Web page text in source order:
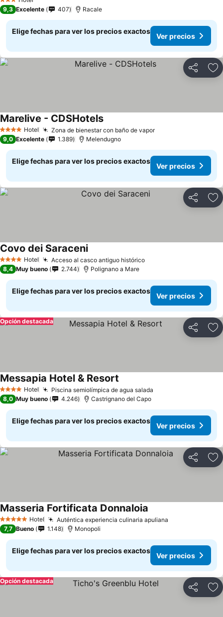
3 Estrellas
9,3 Excelente 407 Racale
Elige fechas para ver los precios exactos
Ver precios
Compartir
4 EstrellasHotel Zona de bienestar con baño de vapor
Marelive - CDSHotels
9,0 Excelente 1.389 Melendugno
Elige fechas para ver los precios exactos
Ver precios
Compartir
4 EstrellasHotel Acceso al casco antiguo histórico
Covo dei Saraceni
8,4 Muy bueno 2.744 Polignano a Mare
Elige fechas para ver los precios exactos
Ver precios
Compartir
Opción destacada
4 EstrellasHotel Piscina semiolímpica de agua salada
Messapia Hotel & Resort
8,0 Muy bueno 4.246 Castrignano del Capo
Elige fechas para ver los precios exactos
Ver precios
Compartir
5 Estrellas Hotel Auténtica experiencia culinaria apuliana
Masseria Fortificata Donnaloia
7,7 Bueno 1.148 Monopoli
Elige fechas para ver los precios exactos
Ver precios
Compartir
Opción destacada